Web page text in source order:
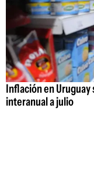
Inflación en Uruguay
interanual a julio